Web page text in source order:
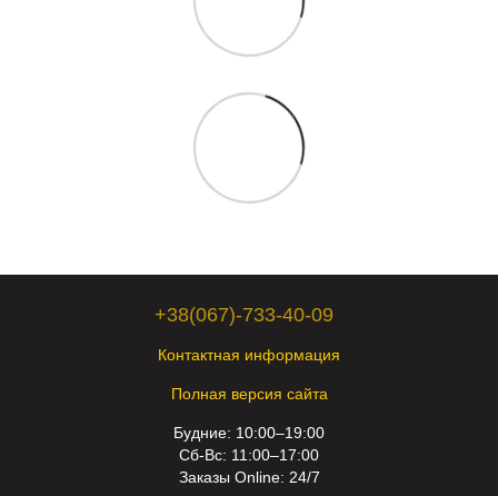
+38(067)-733-40-09
Контактная информация
Полная версия сайта
Будние: 10:00–19:00
Сб-Вс: 11:00–17:00
Заказы Online: 24/7